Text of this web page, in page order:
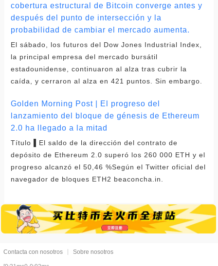
cobertura estructural de Bitcoin converge antes y
después del punto de intersección y la
probabilidad de cambiar el mercado aumenta.
El sábado, los futuros del Dow Jones Industrial Index,
la principal empresa del mercado bursátil
estadounidense, continuaron al alza tras cubrir la
caída, y cerraron al alza en 421 puntos. Sin embargo.
Golden Morning Post | El progreso del
lanzamiento del bloque de génesis de Ethereum
2.0 ha llegado a la mitad
Título ▌El saldo de la dirección del contrato de
depósito de Ethereum 2.0 superó los 260 000 ETH y el
progreso alcanzó el 50,46 %Según el Twitter oficial del
navegador de bloques ETH2 beaconcha.in.
Contacta con nosotros Sobre nosotros